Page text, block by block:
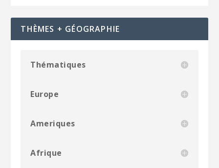
THÈMES + GÉOGRAPHIE
Thématiques
Europe
Ameriques
Afrique